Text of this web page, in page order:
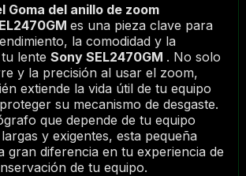
Goma del anillo de zoom
es una pieza clave para
la comodidad y la
lente Sony SEL2470GM . No solo
y la precisión al usar el zoom,
extiende la vida útil de tu equipo
su mecanismo de desgaste.
que depende de tu equipo
y exigentes, esta pequeña
gran diferencia en tu experiencia de
de tu equipo.